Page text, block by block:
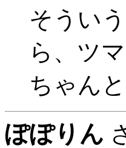
そうい
ら、ツ
ちゃん
ぽぽりん